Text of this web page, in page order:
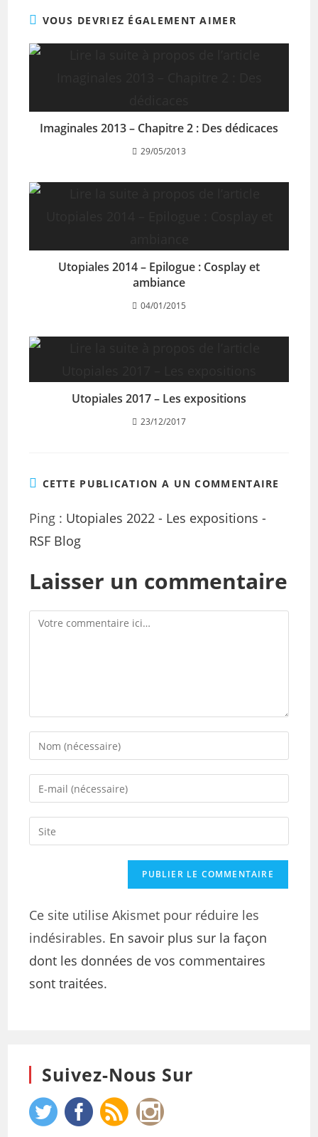
VOUS DEVRIEZ ÉGALEMENT AIMER
Imaginales 2013 – Chapitre 2 : Des dédicaces
29/05/2013
Utopiales 2014 – Epilogue : Cosplay et
ambiance
04/01/2015
Utopiales 2017 – Les expositions
23/12/2017
CETTE PUBLICATION A UN COMMENTAIRE
Ping : Utopiales 2022 - Les expositions -
RSF Blog
Laisser un commentaire
Ce site utilise Akismet pour réduire les
indésirables. En savoir plus sur la façon
dont les données de vos commentaires
sont traitées.
Suivez-Nous Sur